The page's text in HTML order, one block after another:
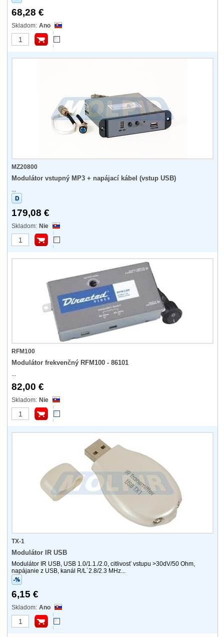
68,28 €
Ano
MZ20800
Modulátor vstupný MP3 + napájací kábel (vstup USB)
...
179,08 €
Nie
RFM100
Modulátor frekvenčný RFM100 - 86101
...
82,00 €
Nie
TX-1
Modulátor IR USB
Modulátor IR USB, USB 1.0/1.1./2.0, citlivosť vstupu >30dV/50 Ohm,
napájanie z USB, kanál R/L´2.8/2.3 MHz...
6,15 €
Ano